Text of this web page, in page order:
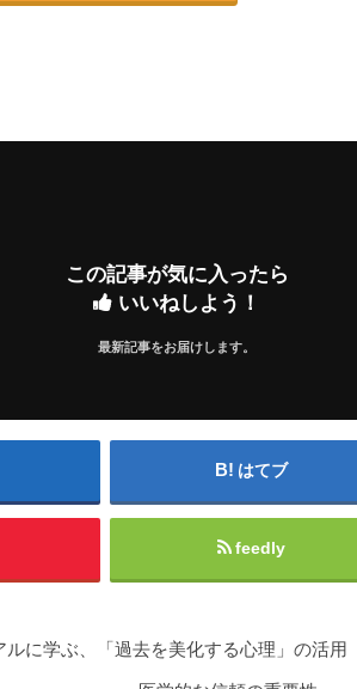
この記事が気に入ったら
いいねしよう！
最新記事をお届けします。
はてブ
feedly
ルに学ぶ、「過去を美化する心理」の活用